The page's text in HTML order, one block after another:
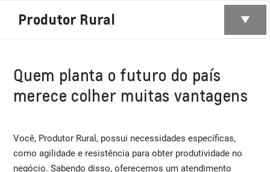
Produtor Rural
Quem planta o futuro do país
merece colher muitas vantagens
Você, Produtor Rural, possui necessidades específicas,
como agilidade e resistência para obter produtividade no
negócio. Sabendo disso, oferecemos um atendimento